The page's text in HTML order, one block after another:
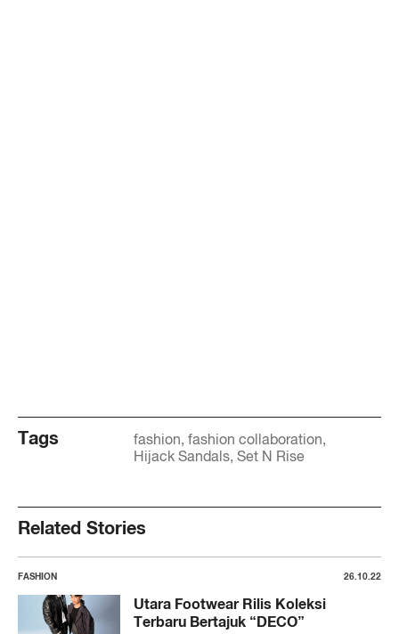
Tags fashion fashion collaboration
Hijack Sandals Set N Rise
Related Stories
FASHION 26.10.22
Utara Footwear Rilis Koleksi
Terbaru Bertajuk “DECO”